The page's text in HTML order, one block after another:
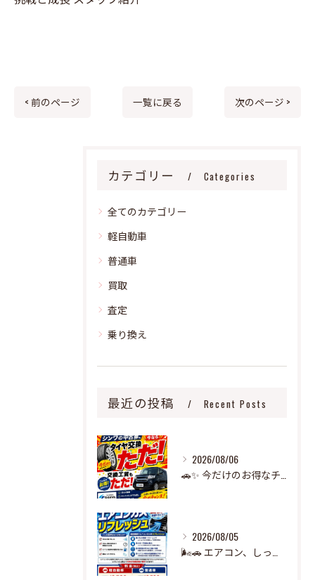
< 前のページ 一覧に戻る 次のページ >
カテゴリー Categories
全てのカテゴリー
軽自動車
普通車
買取
査定
乗り換え
最近の投稿 Recent Posts
2026/08/06
2026/08/05